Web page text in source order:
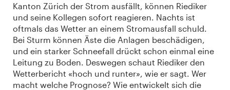
Kanton Zürich der Strom ausfällt, können Riediker
und seine Kollegen sofort reagieren. Nachts ist
oftmals das Wetter an einem Stromausfall schuld.
Bei Sturm können Äste die Anlagen beschädigen,
und ein starker Schneefall drückt schon einmal eine
Leitung zu Boden. Deswegen schaut Riediker den
Wetterbericht «hoch und runter», wie er sagt. Wer
macht welche Prognose? Wie entwickelt sich die